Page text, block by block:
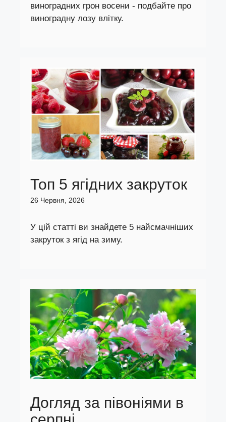
виноградних грон восени - подбайте про
виноградну лозу влітку.
Топ 5 ягідних закруток
26 Червня, 2026
У цій статті ви знайдете 5 найсмачніших
закруток з ягід на зиму.
Догляд за півоніями в